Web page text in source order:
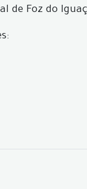
de Foz do